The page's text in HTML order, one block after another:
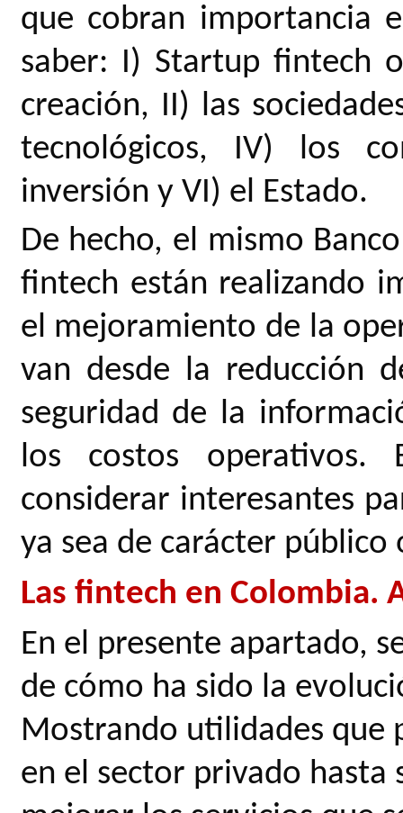
que cobran importancia
saber: I) Startup fintech
creación, II) las
tecnológicos, IV) los
inversión y VI) el Estado.
De hecho, el mismo
fintech están realizando
el mejoramiento de la
van desde la reducción
seguridad de la
los costos operativos.
considerar interesantes
ya sea de carácter público
Las fintech en Colombia.
En el presente apartado,
de cómo ha sido la
Mostrando utilidades que
en el sector privado hasta